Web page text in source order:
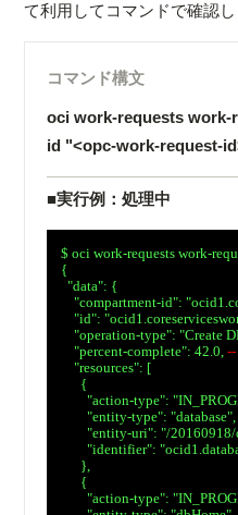
て利用してコマンドで確認し
コマンド構文
oci work-requests work-
id "<opc-work-request-
■実行例：処理中
$ oci work-requests work-
{
"data": {
"compartment-id":
"id":
"operation-type": "Create
"percent-complete": 42.0,
"resources": [
{
"action-type":
"entity-type": "database",
"entity-uri": "/20160918/
"identifier":
},
{
"action-type":